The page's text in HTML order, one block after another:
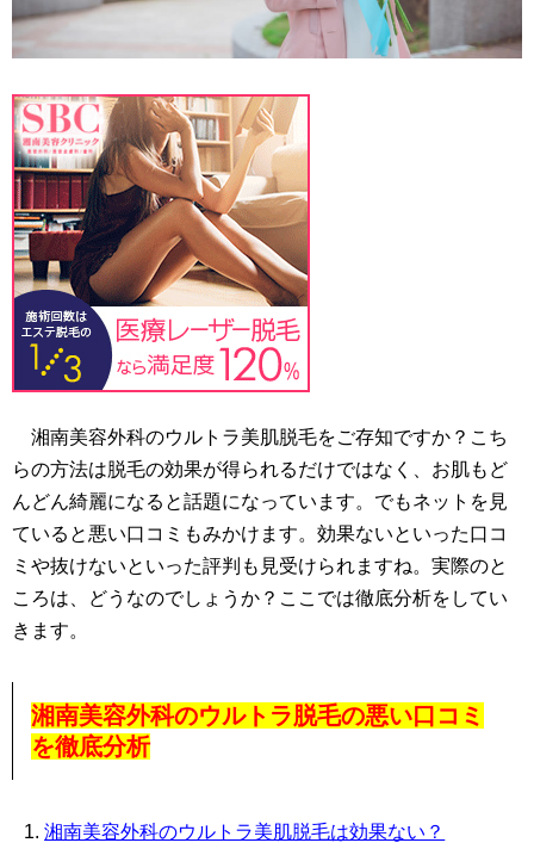
湘南美容外科のウルトラ美肌脱毛をご存知ですか？こち
らの方法は脱毛の効果が得られるだけではなく、お肌もど
んどん綺麗になると話題になっています。でもネットを見
ていると悪い口コミもみかけます。効果ないといった口コ
ミや抜けないといった評判も見受けられますね。実際のと
ころは、どうなのでしょうか？ここでは徹底分析をしてい
きます。
湘南美容外科のウルトラ脱毛の悪い口コミ
を徹底分析
湘南美容外科のウルトラ美肌脱毛は効果ない？